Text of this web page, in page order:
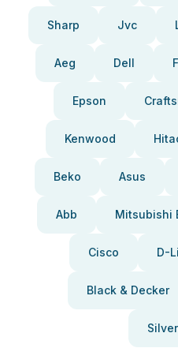
Sharp Jvc
Aeg Dell
Epson
Kenwood
Beko Asus
Abb Mitsubishi
Cisco D-
Black & Decker